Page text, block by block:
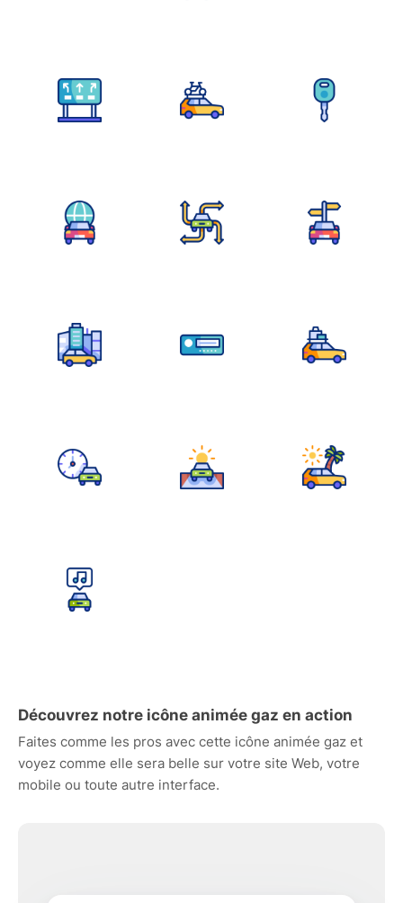
Découvrez notre icône animée gaz en action
Faites comme les pros avec cette icône animée gaz et
voyez comme elle sera belle sur votre site Web, votre
mobile ou toute autre interface.